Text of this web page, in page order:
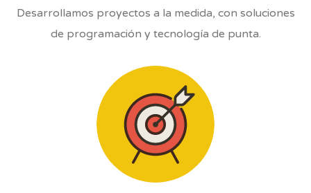
Desarrollamos proyectos a la medida, con soluciones
de programación y tecnología de punta.